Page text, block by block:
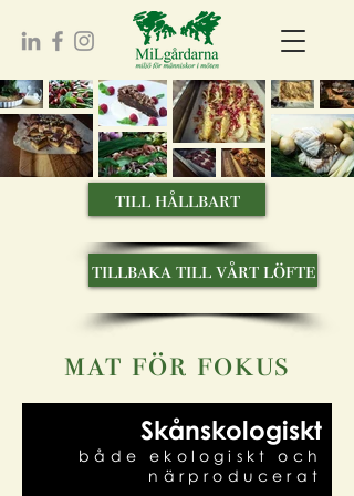
till hållbart
tillbaka till vårt löfte
mat för fokus
Skånskologiskt
både ekologiskt och
närproducerat